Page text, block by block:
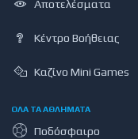
Αποτελέσματα
Κέντρο Βοήθειας
Kαζίνο Mini Games
ΟΛΑ ΤΑ ΑΘΛΗΜΑΤΑ
Ποδόσφαιρο